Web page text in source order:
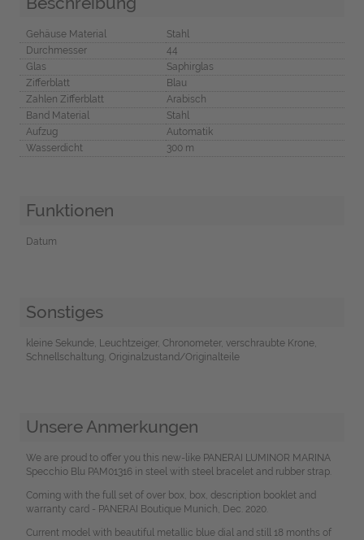
Gehäuse Material
Stahl
Durchmesser
44
Glas
Saphirglas
Zifferblatt
Blau
Zahlen Zifferblatt
Arabisch
Band Material
Stahl
Aufzug
Automatik
Wasserdicht
300 m
Funktionen
Datum
Sonstiges
kleine Sekunde, Leuchtzeiger, Chronometer, verschraubte Krone,
Schnellschaltung, Originalzustand/Originalteile
Unsere Anmerkungen
We are proud to offer you this new-like PANERAI LUMINOR MARINA
Specchio Blu PAM01316 in steel with steel bracelet and rubber strap.
Coming with the full set of over box, box, description booklet and
warranty card - PANERAI Boutique Munich, Dec. 2020.
Current model with beautiful metallic blue dial and still 18 months of